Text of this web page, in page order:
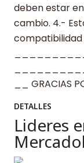
deben estar
cambio. 4.-
__ GRACIAS
DETALLES
Lideres